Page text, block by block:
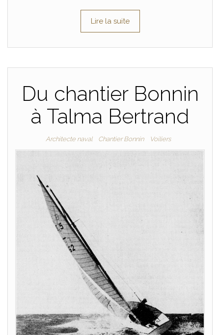
Lire la suite
Du chantier Bonnin
à Talma Bertrand
Architecte naval Chantier Bonnin Voiliers